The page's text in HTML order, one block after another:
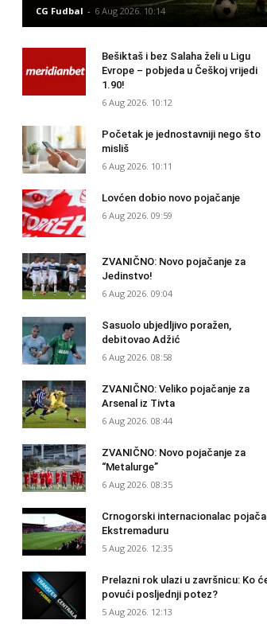
CG Fudbal - 6 Aug 2026. 10:14
Bešiktaš i bez Salaha želi u Ligu
Evrope – pobjeda u Češkoj vrijedi
1.90!
6 Aug 2026. 10:12
Početak je jednostavniji nego što
misliš
6 Aug 2026. 10:11
Lovćen dobio novo pojačanje
6 Aug 2026. 09:59
ZVANIČNO: Novo pojačanje za
Jedinstvo!
6 Aug 2026. 09:04
Sasuolo ubjedljivo poražen,
debitovao Adžić
6 Aug 2026. 08:58
ZVANIČNO: Veliko pojačanje za
Arsenal iz Tivta
6 Aug 2026. 08:44
ZVANIČNO: Novo pojačanje za
“Metalurge”
6 Aug 2026. 08:35
Crnogorski internacionalac
Ekstremaduru
5 Aug 2026. 12:35
Prelazni rok ulazi u završnicu: Ko
povući posljednji potez?
5 Aug 2026. 12:13